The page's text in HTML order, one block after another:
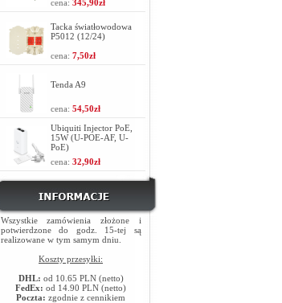
cena: 345,90zł
Tacka światłowodowa
P5012 (12/24)
cena: 7,50zł
Tenda A9
cena: 54,50zł
Ubiquiti Injector PoE,
15W (U-POE-AF, U-
PoE)
cena: 32,90zł
Wszystkie zamówienia złożone i
potwierdzone do godz. 15-tej są
realizowane w tym samym dniu.
Koszty przesyłki:
DHL: od 10.65 PLN (netto)
FedEx: od 14.90 PLN (netto)
Poczta: zgodnie z cennikiem